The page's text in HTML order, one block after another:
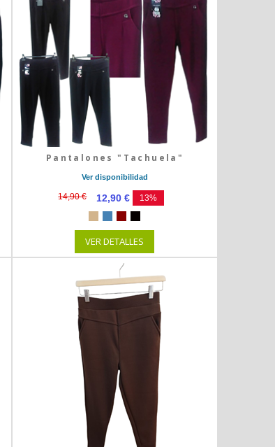
Pantalones "Tachuela"
Ver disponibilidad
14,90 € 12,90 € 13%
VER DETALLES